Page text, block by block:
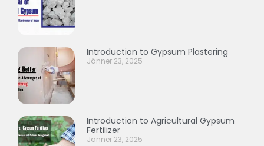
Introduction to Gypsum Plastering
Jänner 23, 2025
Introduction to Agricultural Gypsum
Fertilizer
Jänner 23, 2025